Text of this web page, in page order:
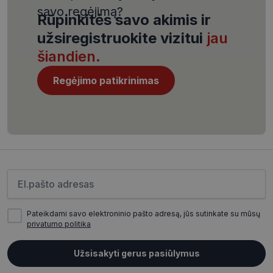
savo regėjimą?
Rūpinkitės savo akimis ir
užsiregistruokite vizitui jau
šiandien.
Regėjimo patikrinimas
Pateikdami savo elektroninio pašto adresą, jūs sutinkate su mūsų
privatumo politika
Užsisakyti gerus pasiūlymus
CookieScriptConsent
CookieScript
www.visionexpress.lt
_tt_enable_cookie
4 savaitės